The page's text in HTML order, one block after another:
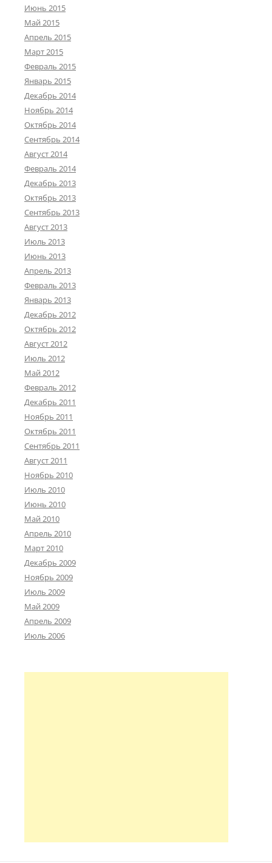
Июнь 2015
Май 2015
Апрель 2015
Март 2015
Февраль 2015
Январь 2015
Декабрь 2014
Ноябрь 2014
Октябрь 2014
Сентябрь 2014
Август 2014
Февраль 2014
Декабрь 2013
Октябрь 2013
Сентябрь 2013
Август 2013
Июль 2013
Июнь 2013
Апрель 2013
Февраль 2013
Январь 2013
Декабрь 2012
Октябрь 2012
Август 2012
Июль 2012
Май 2012
Февраль 2012
Декабрь 2011
Ноябрь 2011
Октябрь 2011
Сентябрь 2011
Август 2011
Ноябрь 2010
Июль 2010
Июнь 2010
Май 2010
Апрель 2010
Март 2010
Декабрь 2009
Ноябрь 2009
Июль 2009
Май 2009
Апрель 2009
Июль 2006